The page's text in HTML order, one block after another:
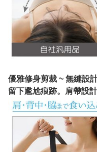
優雅修身剪裁 ~ 無縫設
留下尷尬痕跡。肩帶設